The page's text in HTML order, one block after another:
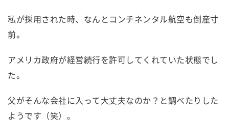
私が採用された時、なんとコンチネンタル航空も倒産寸
前。
アメリカ政府が経営続行を許可してくれていた状態でし
た。
父がそんな会社に入って大丈夫なのか？と調べたりした
ようです（笑）。